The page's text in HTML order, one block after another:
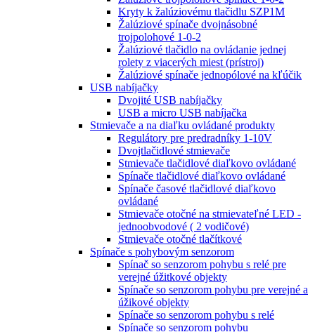
Kryty k žalúziovému tlačidlu SZP1M
Žalúziové spínače dvojnásobné
trojpolohové 1-0-2
Žalúziové tlačidlo na ovládanie jednej
rolety z viacerých miest (prístroj)
Žalúziové spínače jednopólové na kľúčik
USB nabíjačky
Dvojité USB nabíjačky
USB a micro USB nabíjačka
Stmievače a na diaľku ovládané produkty
Regulátory pre predradníky 1-10V
Dvojtlačidlové stmievače
Stmievače tlačidlové diaľkovo ovládané
Spínače tlačidlové diaľkovo ovládané
Spínače časové tlačidlové diaľkovo
ovládané
Stmievače otočné na stmievateľné LED -
jednoobvodové ( 2 vodičové)
Stmievače otočné tlačítkové
Spínače s pohybovým senzorom
Spínač so senzorom pohybu s relé pre
verejné úžitkové objekty
Spínače so senzorom pohybu pre verejné a
úžikové objekty
Spínače so senzorom pohybu s relé
Spínače so senzorom pohybu